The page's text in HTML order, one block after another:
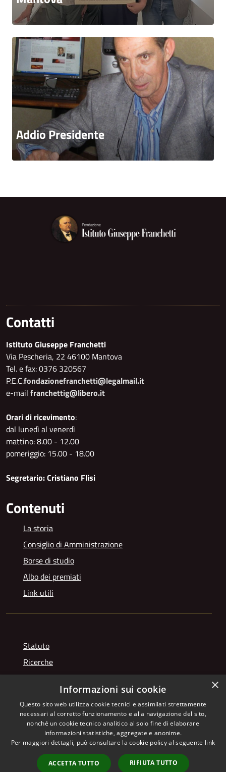
Addio Presidente
Contatti
Istituto Giuseppe Franchetti
Via Pescheria, 22 46100 Mantova
Tel. e fax: 0376 320567
P.E.C.fondazionefranchetti@legalmail.it
e-mail franchettig@libero.it
Orari di ricevimento:
dal lunedì al venerdì
mattino: 8.00 - 12.00
pomeriggio: 15.00 - 18.00
Segretario: Cristiano Flisi
Contenuti
La storia
Consiglio di Amministrazione
Borse di studio
Albo dei premiati
Link utili
Statuto
Ricerche
Videogallery
Photogallery
RSS
Accessibilità
Copyright © 2026 • Istituto
Giuseppe Franchetti • Powered
byMunicipium
Accesso
×
Informazioni sui cookie
Questo sito web utilizza cookie tecnici e assimilati strettamente
necessari al corretto funzionamento e alla navigazione del sito,
nonché un cookie tecnico analitico al solo fine di elaborare
informazioni statistiche, aggregate e anonime.
Per maggiori dettagli, può consultare la cookie policy al seguente link
ACCETTA TUTTO RIFIUTA TUTTO